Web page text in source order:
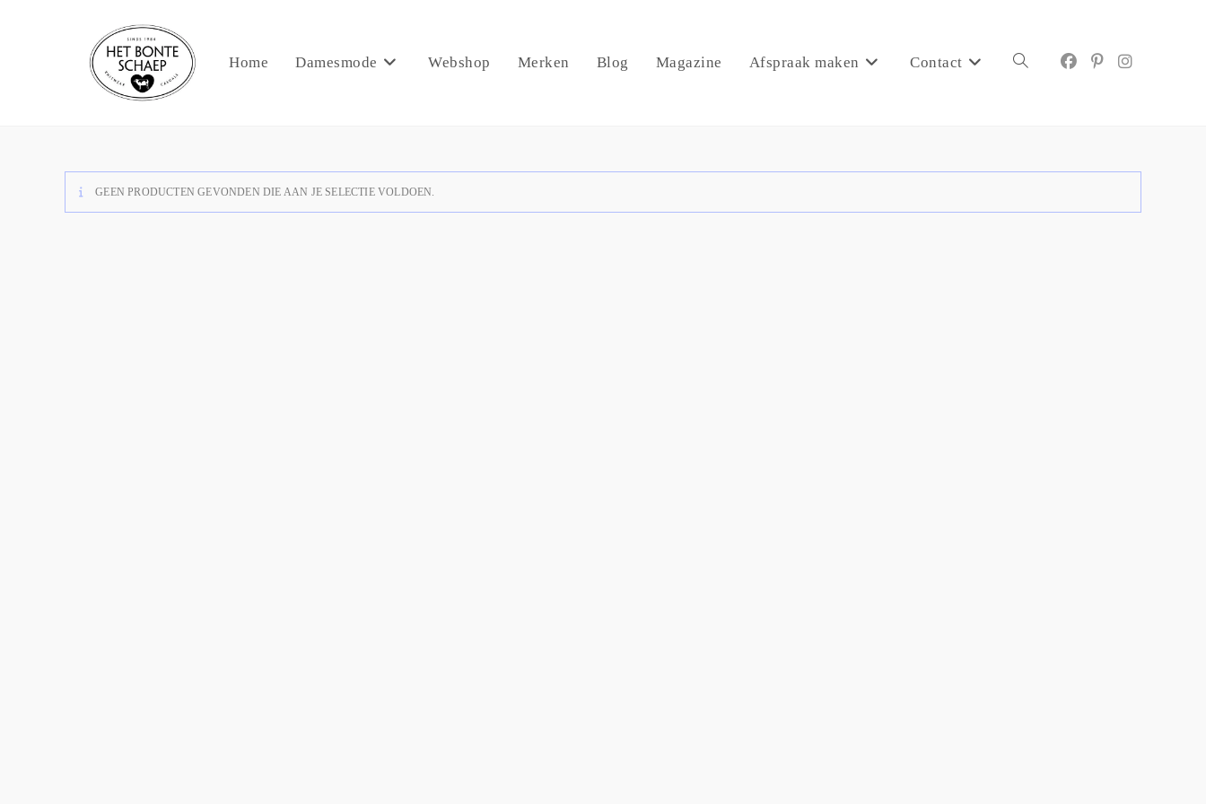
Home Damesmode Webshop Merken Blog Magazine Afspraak maken Contact
GEEN PRODUCTEN GEVONDEN DIE AAN JE SELECTIE VOLDOEN.